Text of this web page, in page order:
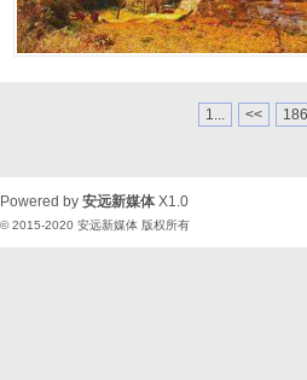
1... << 186
Powered by 安远新媒体 X1.0
© 2015-2020 安远新媒体 版权所有